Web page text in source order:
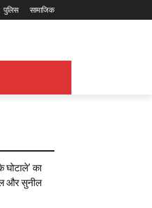
पुलिस सामाजिक
घोटाले’ का
और सुनील